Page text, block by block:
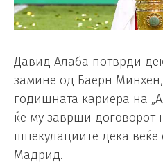
Давид Алаба потврди
замине од Баерн Минхен,
годишната кариера на
ќе му заврши договорот
шпекулациите дека веќе
Мадрид.